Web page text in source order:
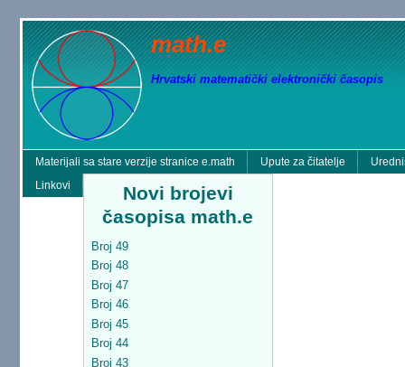
math.e
Hrvatski matematički elektronički časopis
Materijali sa stare verzije stranice e.math Upute za čitatelje
Linkovi
Novi brojevi
časopisa math.e
Broj 49
Broj 48
Broj 47
Broj 46
Broj 45
Broj 44
Broj 43